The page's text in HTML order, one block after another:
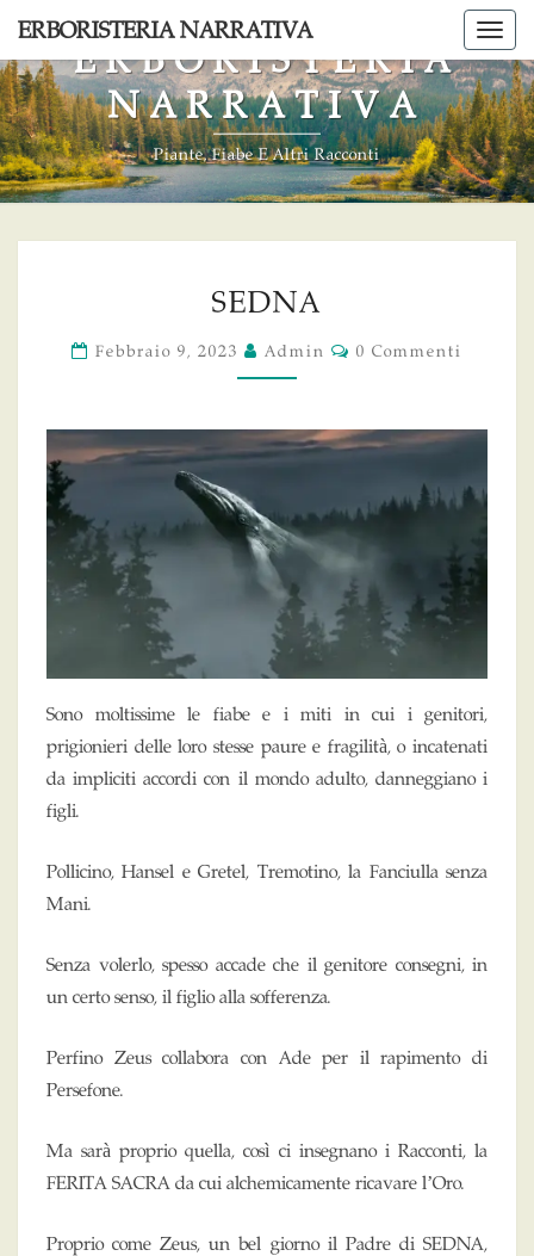
Skip
content
ERBORISTERIA NARRATIVA
ERBORISTERIA
NARRATIVA
Piante, Fiabe E Altri Racconti
SEDNA
Febbraio 9, 2023 Admin Commenti
0 Commenti
Sono moltissime le fiabe e i miti in cui i genitori,
prigionieri delle loro stesse paure e fragilità, o incatenati
da impliciti accordi con il mondo adulto, danneggiano i
figli.
Pollicino, Hansel e Gretel, Tremotino, la Fanciulla senza
Mani.
Senza volerlo, spesso accade che il genitore consegni, in
un certo senso, il figlio alla sofferenza.
Perfino Zeus collabora con Ade per il rapimento di
Persefone.
Ma sarà proprio quella, così ci insegnano i Racconti, la
FERITA SACRA da cui alchemicamente ricavare l’Oro.
Proprio come Zeus, un bel giorno il Padre di SEDNA,